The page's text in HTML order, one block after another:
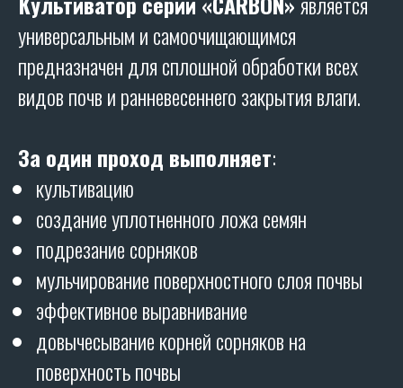
универсальным и самоочищающимся
предназначен для сплошной обработки всех
видов почв и ранневесеннего закрытия влаги.
За один проход выполняет:
культивацию
создание уплотненного ложа семян
подрезание сорняков
мульчирование поверхностного слоя почвы
эффективное выравнивание
довычесывание корней сорняков на
поверхность почвы